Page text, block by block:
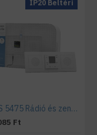
IP20 Beltéri
INELS 5475 Rádió és zene egy kapcsolónyi felületen szett
Ft